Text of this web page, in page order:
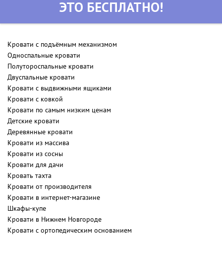
ЭТО БЕСПЛАТНО!
Кровати с подъёмным механизмом
Односпальные кровати
Полутороспальные кровати
Двуспальные кровати
Кровати с выдвижными ящиками
Кровати с ковкой
Кровати по самым низким ценам
Детские кровати
Деревянные кровати
Кровати из массива
Кровати из сосны
Кровати для дачи
Кровать тахта
Кровати от производителя
Кровати в интернет-магазине
Шкафы-купе
Кровати в Нижнем Новгороде
Кровати с ортопедическим основанием